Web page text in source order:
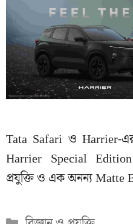
Tata Safari ও Harrier-
Harrier Special
প্রযুক্তি ও এক অনন্য Matte